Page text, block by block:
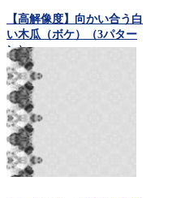
【高解像度】向かい合う白
い木瓜（ボケ）（3パター
ン）